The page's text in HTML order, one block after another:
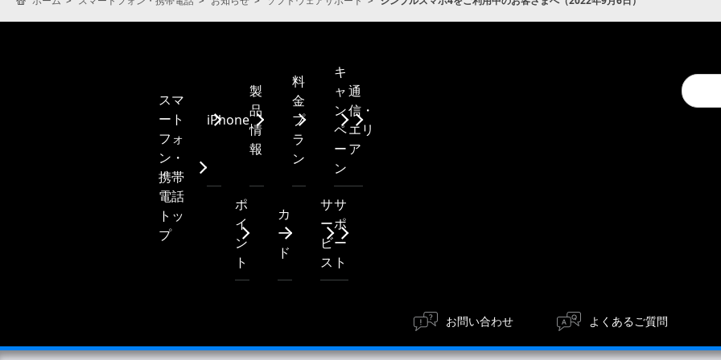
Conduct
a
search
スマ
ート
フォ
ン・
携帯
電話
トッ
プ
iPhone
製
品
情
報
料
金
プ
ラ
ン
キ
ャ
ン
ペ
ー
ン
通
信・
エリ
ア
ポ
イ
ン
ト
カ
ー
ド
サ
ー
ビ
ス
サ
ポ
ー
ト
お問い合わせ よくあるご質問